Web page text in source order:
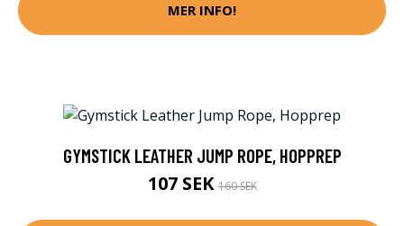
MER INFO!
GYMSTICK LEATHER JUMP ROPE, HOPPREP
107 SEK160 SEK